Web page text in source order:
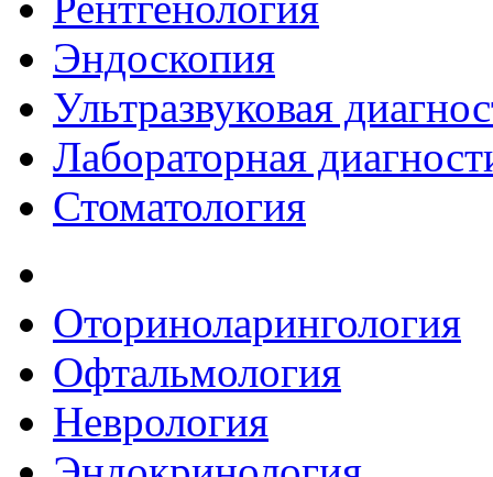
Эндоскопия
Ультразвуковая
Лабораторная
Стоматология
Оториноларингология
Офтальмология
Неврология